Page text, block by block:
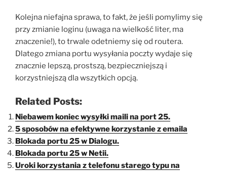
Kolejna niefajna sprawa, to fakt, że jeśli pomylimy się
przy zmianie loginu (uwaga na wielkość liter, ma
znaczenie!), to trwale odetniemy się od routera.
Dlatego zmiana portu wysyłania poczty wydaje się
znacznie lepszą, prostszą, bezpieczniejszą i
korzystniejszą dla wszytkich opcją.
Related Posts:
Niebawem koniec wysyłki maili na port 25.
5 sposobów na efektywne korzystanie z emaila
Blokada portu 25 w Dialogu.
Blokada portu 25 w Netii.
Uroki korzystania z telefonu starego typu na